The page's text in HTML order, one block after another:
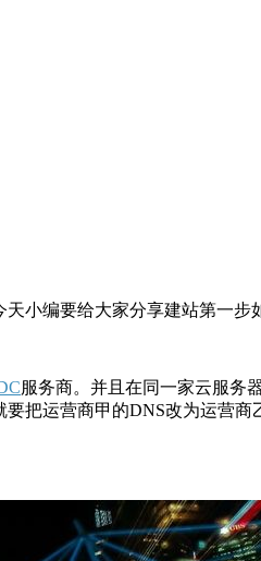
小编要给大家分享建站第一步
服务商。并且在同一家云服务
把运营商甲的DNS改为运营